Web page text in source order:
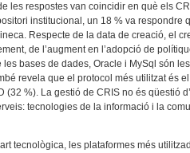
les respostes van coincidir en què els
institucional, un 18 % va respondre
Respecte de la data de creació, el
de l’augment en l’adopció de
bases de dades, Oracle i MySql són
revela que el protocol més utilitzat és
(32 %). La gestió de CRIS no és qüestió
tecnologies de la informació i la
tecnològica, les plataformes més